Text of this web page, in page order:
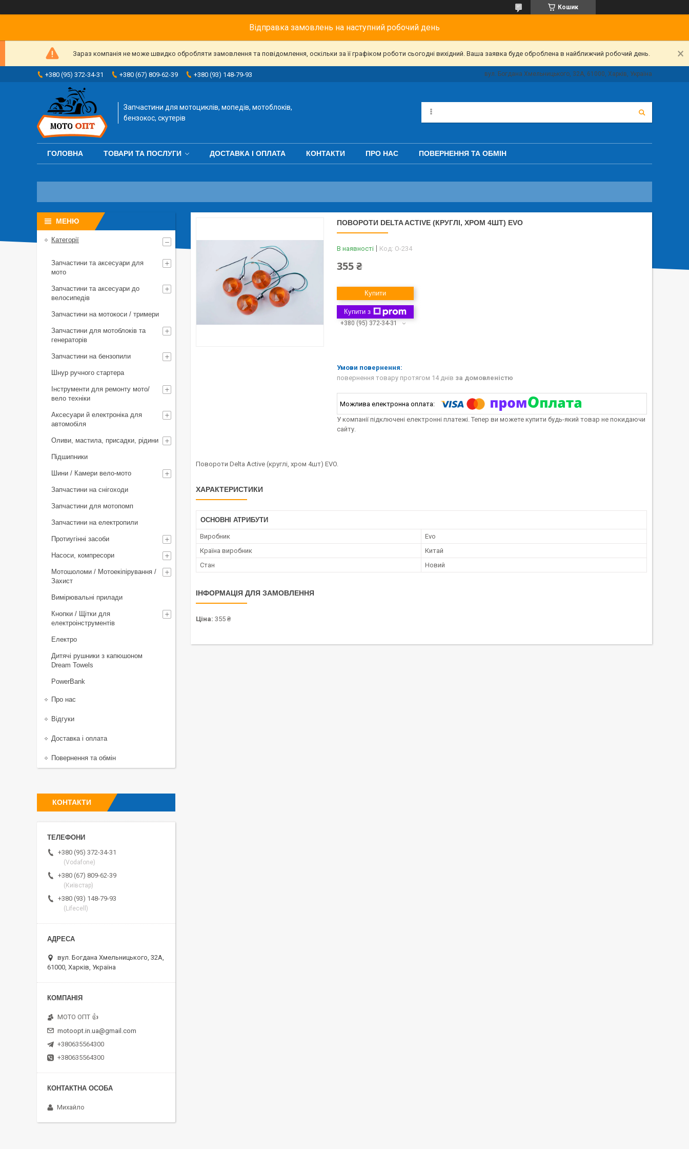
Кошик
Відправка замовлень на наступний робочий день
Зараз компанія не може швидко обробляти замовлення та повідомлення, оскільки за її графіком роботи сьогодні вихідний. Ваша заявка буде оброблена в найближчий робочий день.
+380 (95) 372-34-31 +380 (67) 809-62-39 +380 (93) 148-79-93 вул. Богдана Хмельницького, 32А, 61000, Харків, Україна
Запчастини для мотоциклів, мопедів, мотоблоків,
бензокос, скутерів
ГОЛОВНА ТОВАРИ ТА ПОСЛУГИ ДОСТАВКА І ОПЛАТА КОНТАКТИ ПРО НАС ПОВЕРНЕННЯ ТА ОБМІН
ПОВОРОТИ DELTA ACTIVE (КРУГЛІ, ХРОМ 4ШТ) EVO
В наявності Код: O-234
355 ₴
Купити
Купити з
+380 (95) 372-34-31
повернення товару протягом 14 днів за домовленістю
У компанії підключені електронні платежі. Тепер ви можете купити будь-який товар не покидаючи
сайту.
Повороти Delta Active (круглі, хром 4шт) EVO.
ХАРАКТЕРИСТИКИ
ОСНОВНІ АТРИБУТИ
Виробник
Evo
Країна виробник
Китай
Стан
Новий
ІНФОРМАЦІЯ ДЛЯ ЗАМОВЛЕННЯ
Ціна: 355 ₴
Категорії
Запчастини та аксесуари для
мото
Запчастини та аксесуари до
велосипедів
Запчастини на мотокоси / тримери
Запчастини для мотоблоків та
генераторів
Запчастини на бензопили
Шнур ручного стартера
Інструменти для ремонту мото/
вело техніки
Аксесуари й електроніка для
автомобіля
Оливи, мастила, присадки, рідини
Підшипники
Шини / Камери вело-мото
Запчастини на снігоходи
Запчастини для мотопомп
Запчастини на електропили
Протиугінні засоби
Насоси, компресори
Мотошоломи / Мотоекіпірування /
Захист
Вимірювальні прилади
Кнопки / Щітки для
електроінструментів
Електро
Дитячі рушники з капюшоном
Dream Towels
PowerBank
Про нас
Відгуки
Доставка і оплата
Повернення та обмін
КОНТАКТИ
+380 (95) 372-34-31
(Vodafone)
+380 (67) 809-62-39
(Київстар)
+380 (93) 148-79-93
(Lifecell)
вул. Богдана Хмельницького, 32А,
61000, Харків, Україна
MOTO OПT 👍
motoopt.in.ua@gmail.com
+380635564300
+380635564300
Михайло